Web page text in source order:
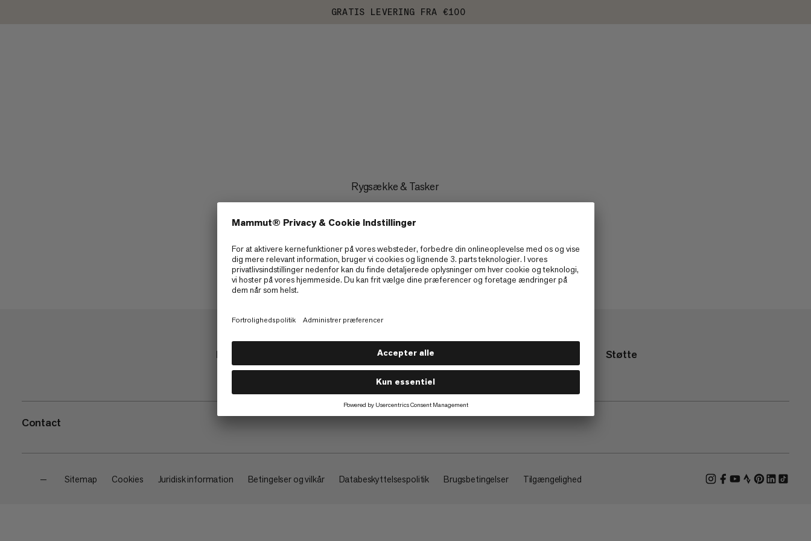
GRATIS LEVERING FRA €100
Rygsække & Tasker
Butik Om Støtte
Contact
— Sitemap Cookies Juridisk information Betingelser og vilkår Databeskyttelsespolitik Brugsbetingelser Tilgængelighed